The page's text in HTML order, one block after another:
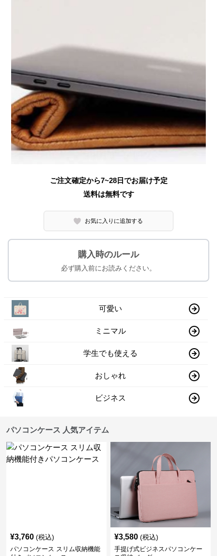
ご注文確定から7~28日でお届け予定
送料は無料です
お気に入りに追加する
購入時のルール
必ず購入前にお読みください。
可愛い
ミニマル
学生でも使える
おしゃれ
ビジネス
パソコンケース 人気アイテム
¥3,760 (税込)
パソコンケース スリム収納機能
¥3,580 (税込)
手提げ式ビジネスパソコンケー